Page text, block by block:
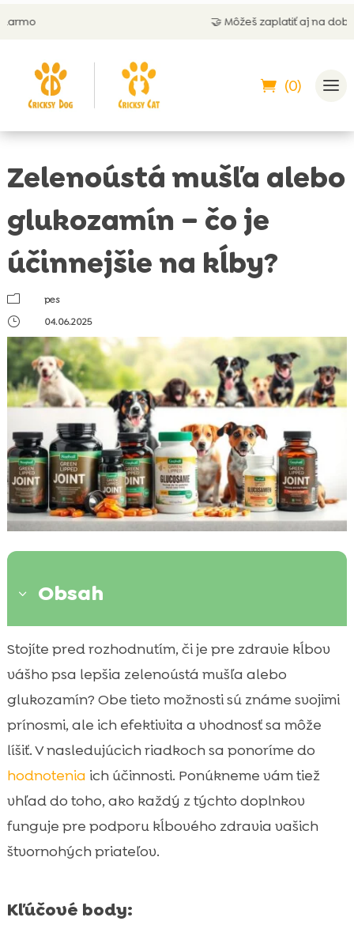
🤝 Môžeš zaplatiť aj na dobierku
(0)
Zelenoústá mušľa alebo
glukozamín – čo je
účinnejšie na kĺby?
m
pes
}
04.06.2025
3 Obsah
 Zelenoústá mušľa: Účinky a výhody
 Glukozamín: Ako funguje
 Zelenoústá mušľa alebo glukozamín pre
psa: Ktoré je lepšie?
Rôzne formy podávania doplnkov
Prečo zvážiť kombináciu oboch?
Ako vybrať kvalitný doplnok pre psov
Výhody hypoalergénnej stravy pre psov:
CricksyDog
CricksyDog: Najlepšie hypoalergénne
 Podporné doplnky výživy pre zdravie
Stojíte pred rozhodnutím, či je pre zdravie kĺbov
vášho psa lepšia zelenoústá mušľa alebo
glukozamín? Obe tieto možnosti sú známe svojimi
prínosmi, ale ich efektivita a vhodnosť sa môže
líšiť. V nasledujúcich riadkoch sa ponoríme do
hodnotenia ich účinnosti. Ponúkneme vám tiež
vhľad do toho, ako každý z týchto doplnkov
funguje pre podporu kĺbového zdravia vašich
štvornohých priateľov.
Kľúčové body: